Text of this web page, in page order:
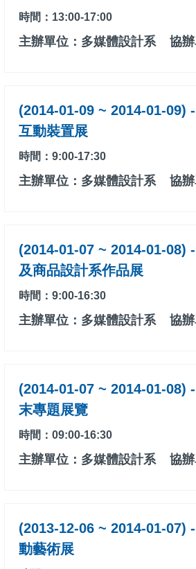
時間：13:00-17:00
主辦單位：多媒體設計系 協辦
(2014-01-09 ~ 2014-01-09)
互動裝置展
時間：9:00-17:30
主辦單位：多媒體設計系 協辦
(2014-01-07 ~ 2014-01-08)
及商品設計系作品展
時間：9:00-16:30
主辦單位：多媒體設計系 協辦
(2014-01-07 ~ 2014-01-08)
末專題展覽
時間：09:00-16:30
主辦單位：多媒體設計系 協辦
(2013-12-06 ~ 2014-01-07)
動藝術展